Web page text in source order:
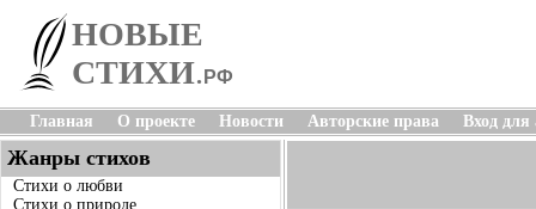
НОВЫЕ
СТИХИ. РФ
Главная О проекте Новости Авторские права Вход для
Жанры стихов
Стихи о любви
Стихи о природе